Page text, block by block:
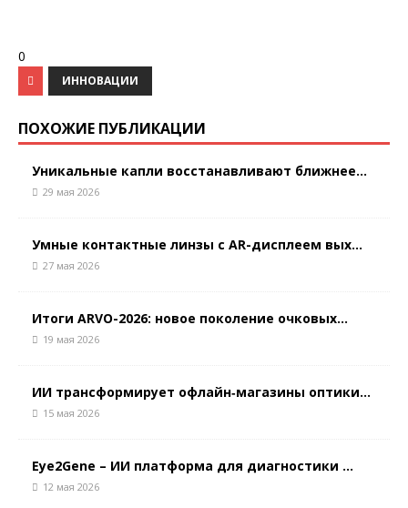
0
ИННОВАЦИИ
ПОХОЖИЕ ПУБЛИКАЦИИ
Уникальные капли восстанавливают ближнее...
29 мая 2026
Умные контактные линзы с AR-дисплеем вых...
27 мая 2026
Итоги ARVO-2026: новое поколение очковых...
19 мая 2026
ИИ трансформирует офлайн‑магазины оптики...
15 мая 2026
Eye2Gene – ИИ платформа для диагностики ...
12 мая 2026